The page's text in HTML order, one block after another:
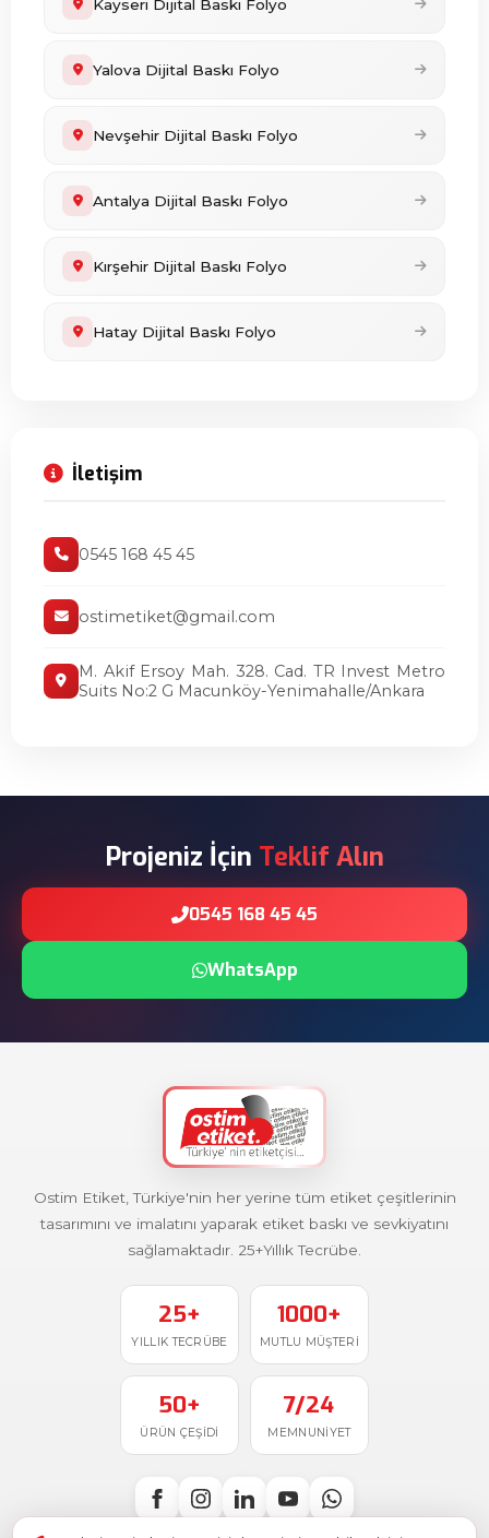
Kayseri Dijital Baskı Folyo
Yalova Dijital Baskı Folyo
Nevşehir Dijital Baskı Folyo
Antalya Dijital Baskı Folyo
Kırşehir Dijital Baskı Folyo
Hatay Dijital Baskı Folyo
İletişim
0545 168 45 45
ostimetiket@gmail.com
M. Akif Ersoy Mah. 328. Cad. TR Invest Metro
Suits No:2 G Macunköy-Yenimahalle/Ankara
Projeniz İçin Teklif Alın
0545 168 45 45
WhatsApp
Ostim Etiket, Türkiye'nin her yerine tüm etiket çeşitlerinin
tasarımını ve imalatını yaparak etiket baskı ve sevkiyatını
sağlamaktadır. 25+Yıllık Tecrübe.
25+
YILLIK TECRÜBE
1000+
MUTLU MÜŞTERI
50+
ÜRÜN ÇEŞIDI
7/24
MEMNUNIYET